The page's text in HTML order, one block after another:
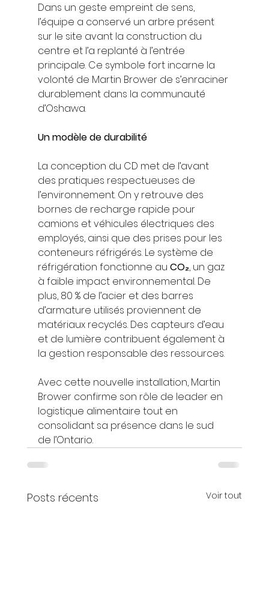
Dans un geste empreint de sens,
l’équipe a conservé un arbre présent
sur le site avant la construction du
centre et l’a replanté à l’entrée
principale. Ce symbole fort incarne la
volonté de Martin Brower de s’enraciner
durablement dans la communauté
d’Oshawa.
Un modèle de durabilité
La conception du CD met de l’avant
des pratiques respectueuses de
l’environnement. On y retrouve des
bornes de recharge rapide pour
camions et véhicules électriques des
employés, ainsi que des prises pour les
conteneurs réfrigérés. Le système de
réfrigération fonctionne au CO₂, un gaz
à faible impact environnemental. De
plus, 80 % de l’acier et des barres
d’armature utilisés proviennent de
matériaux recyclés. Des capteurs d’eau
et de lumière contribuent également à
la gestion responsable des ressources.
Avec cette nouvelle installation, Martin
Brower confirme son rôle de leader en
logistique alimentaire tout en
consolidant sa présence dans le sud
de l’Ontario.
Posts récents Voir tout